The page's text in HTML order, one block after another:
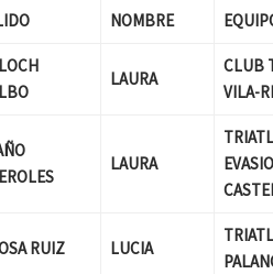
NOMBRE
LAURA
CLUB
VILA-
LAURA
RUIZ LUCIA